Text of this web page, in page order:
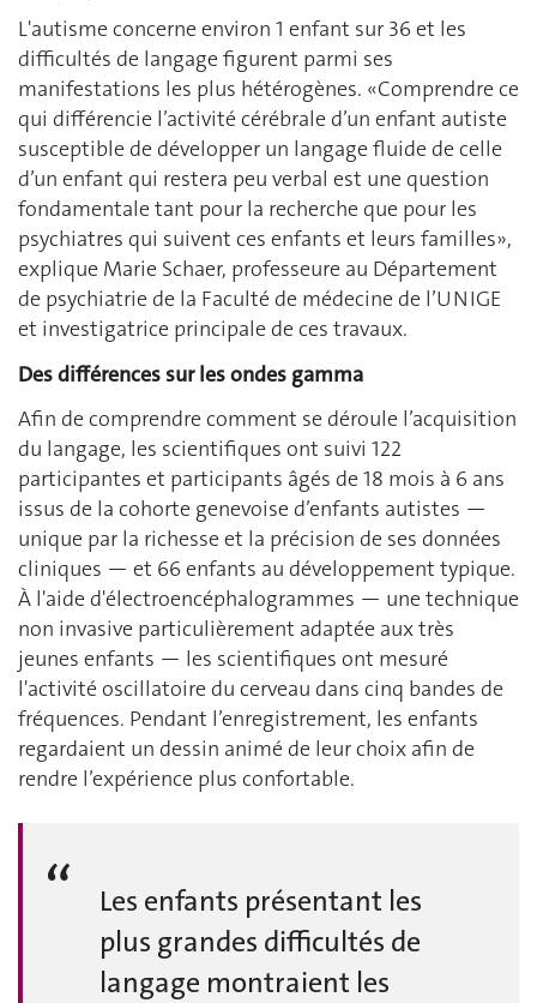
L'autisme concerne environ 1 enfant sur 36 et les
difficultés de langage figurent parmi ses
manifestations les plus hétérogènes. «Comprendre ce
qui différencie l’activité cérébrale d’un enfant autiste
susceptible de développer un langage fluide de celle
d’un enfant qui restera peu verbal est une question
fondamentale tant pour la recherche que pour les
psychiatres qui suivent ces enfants et leurs familles»,
explique Marie Schaer, professeure au Département
de psychiatrie de la Faculté de médecine de l’UNIGE
et investigatrice principale de ces travaux.
Des différences sur les ondes gamma
Afin de comprendre comment se déroule l’acquisition
du langage, les scientifiques ont suivi 122
participantes et participants âgés de 18 mois à 6 ans
issus de la cohorte genevoise d’enfants autistes —
unique par la richesse et la précision de ses données
cliniques — et 66 enfants au développement typique.
À l'aide d'électroencéphalogrammes — une technique
non invasive particulièrement adaptée aux très
jeunes enfants — les scientifiques ont mesuré
l'activité oscillatoire du cerveau dans cinq bandes de
fréquences. Pendant l’enregistrement, les enfants
regardaient un dessin animé de leur choix afin de
rendre l’expérience plus confortable.
Les enfants présentant les
plus grandes difficultés de
langage montraient les